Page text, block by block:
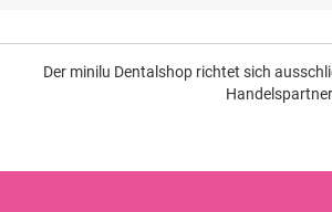
Der minilu Dentalshop richtet sich